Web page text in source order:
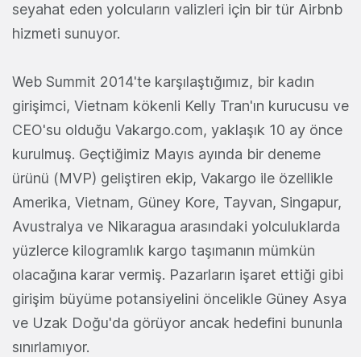
seyahat eden yolcuların valizleri için bir tür Airbnb
hizmeti sunuyor.
Web Summit 2014'te karşılaştığımız, bir kadın
girişimci, Vietnam kökenli Kelly Tran'ın kurucusu ve
CEO'su olduğu Vakargo.com, yaklaşık 10 ay önce
kurulmuş. Geçtiğimiz Mayıs ayında bir deneme
ürünü (MVP) geliştiren ekip, Vakargo ile özellikle
Amerika, Vietnam, Güney Kore, Tayvan, Singapur,
Avustralya ve Nikaragua arasındaki yolculuklarda
yüzlerce kilogramlık kargo taşımanın mümkün
olacağına karar vermiş. Pazarların işaret ettiği gibi
girişim büyüme potansiyelini öncelikle Güney Asya
ve Uzak Doğu'da görüyor ancak hedefini bununla
sınırlamıyor.